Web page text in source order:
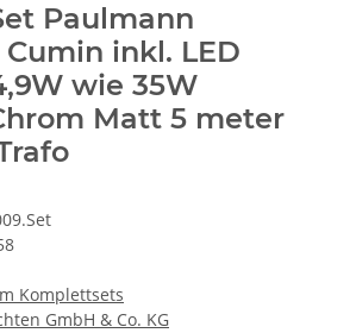
Paulmann
inkl. LED
wie 35W
Matt 5 meter
Komplettsets
GmbH & Co. KG